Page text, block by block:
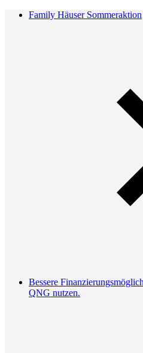
Family Häuser Sommeraktion
Bessere
QNG nutzen.